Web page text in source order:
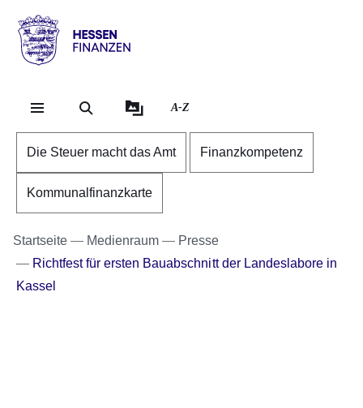
Hessen
Finanzen
A-Z
Die Steuer macht das Amt Finanzkompetenz
Kommunalfinanzkarte
Startseite Medienraum
Presse
Richtfest für ersten Bauabschnitt der Landeslabore in
Kassel